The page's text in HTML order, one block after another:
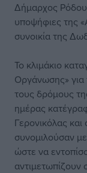
Δήμαρχος Ρόδου
υποψήφιες της
συνοικία της
Το κλιμάκιο
Οργάνωσης» για
τους δρόμους
ημέρας
Γερονικόλας
συνομιλούσαν
ώστε να